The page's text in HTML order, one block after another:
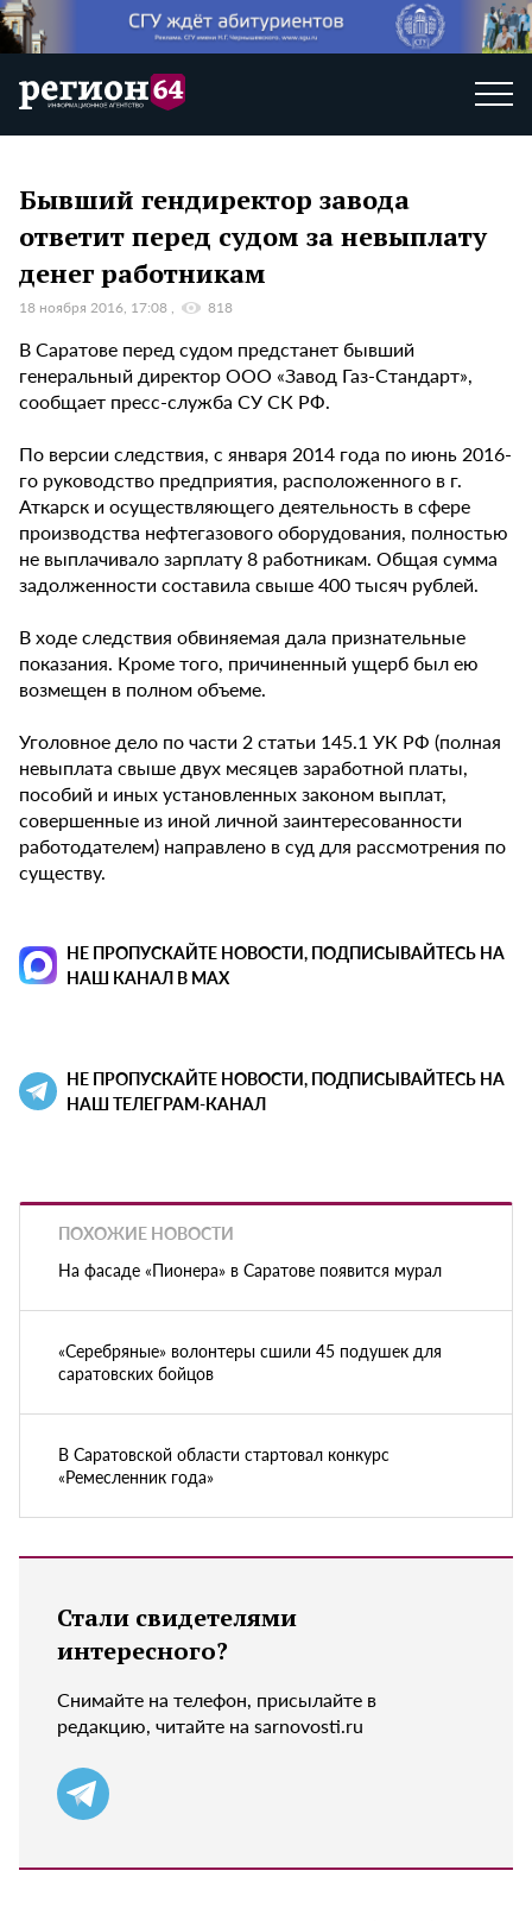
Бывший гендиректор завода
ответит перед судом за невыплату
денег работникам
18 ноября 2016, 17:08 818
В Саратове перед судом предстанет бывший
генеральный директор ООО «Завод Газ-Стандарт»,
сообщает пресс-служба СУ СК РФ.
По версии следствия, с января 2014 года по июнь 2016-
го руководство предприятия, расположенного в г.
Аткарск и осуществляющего деятельность в сфере
производства нефтегазового оборудования, полностью
не выплачивало зарплату 8 работникам. Общая сумма
задолженности составила свыше 400 тысяч рублей.
В ходе следствия обвиняемая дала признательные
показания. Кроме того, причиненный ущерб был ею
возмещен в полном объеме.
Уголовное дело по части 2 статьи 145.1 УК РФ (полная
невыплата свыше двух месяцев заработной платы,
пособий и иных установленных законом выплат,
совершенные из иной личной заинтересованности
работодателем) направлено в суд для рассмотрения по
существу.
НЕ ПРОПУСКАЙТЕ НОВОСТИ, ПОДПИСЫВАЙТЕСЬ НА
НАШ КАНАЛ В MAX
НЕ ПРОПУСКАЙТЕ НОВОСТИ, ПОДПИСЫВАЙТЕСЬ НА
НАШ ТЕЛЕГРАМ-КАНАЛ
ПОХОЖИЕ НОВОСТИ
На фасаде «Пионера» в Саратове появится мурал
«Серебряные» волонтеры сшили 45 подушек для
саратовских бойцов
В Саратовской области стартовал конкурс
«Ремесленник года»
Стали свидетелями
интересного?
Снимайте на телефон, присылайте в
редакцию, читайте на sarnovosti.ru